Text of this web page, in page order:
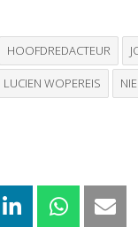
HOOFDREDACTEUR
LUCIEN WOPEREIS